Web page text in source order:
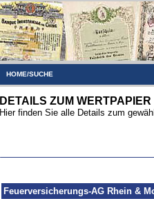
HOME/SUCHE
DETAILS ZUM WERTPAPIER
Hier finden Sie alle Details zum
Feuerversicherungs-AG Rhein &